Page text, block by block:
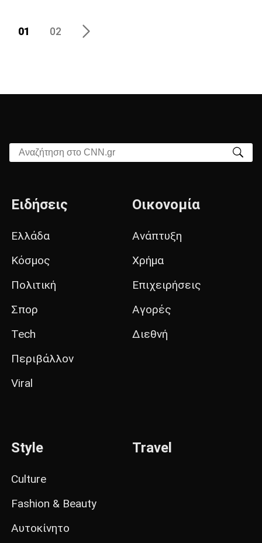
01 02
Αναζήτηση στο CNN.gr
Ειδήσεις
Ελλάδα
Κόσμος
Πολιτική
Σπορ
Tech
Περιβάλλον
Viral
Οικονομία
Ανάπτυξη
Χρήμα
Επιχειρήσεις
Αγορές
Διεθνή
Style
Culture
Fashion & Beauty
Αυτοκίνητο
Travel